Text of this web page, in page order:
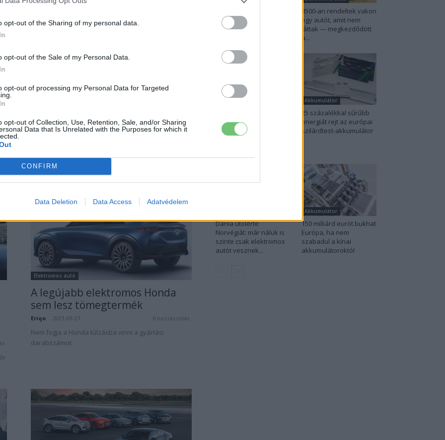
opt-out of the Sharing of my personal data.
opt-out of the Sale of my Personal Data.
opt-out of processing my Personal Data for Targeted
opt-out of Collection, Use, Retention, Sale, and/or Sharing
Data that Is Unrelated with the Purposes for which it
CONFIRM
Data Deletion Data Access Adatvédelem
Az évtized végére csak elektromos modellek lesznek
2030-ra 15 tisztán elektromos
2030-ra 23 elektromos autóval akar előállni a Nissan,
Elektromos autó
A legújabb elektromos Honda
sem lesz tömegtermék
Eriqo 2021-09-21 0 hozzászólás
Nem fogja a Honda túlzásba vinni a gyártási
darabszámot.
utol Debrecent: elindult
a BMW i3
8500-an rendeltek vakon
egy autót, amit nem
láttak — megkezdődött
a...
Norvégia villanyautó-
aránya – közben
Akkumulátor
25 százalékkal sűrűbb
energiát rejt az európai
szilárdtest-akkumulátor
Dánia utolérte
Norvégiát: már náluk is
szinte csak elektromos
autót vesznek...
Akkumulátor
150 milliárd eurót bukhat
Európa, ha nem
szabadul a kínai
akkumulátoroktól